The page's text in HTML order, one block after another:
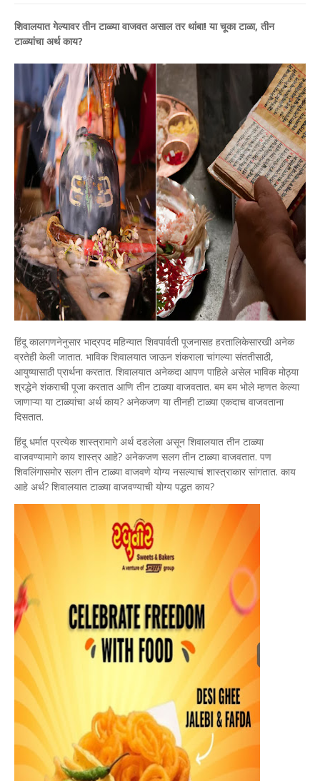
शिवालयात गेल्यावर तीन टाळ्या वाजवत असाल तर थांबा! या चूका टाळा, तीन
टाळ्यांचा अर्थ काय?
हिंदू कालगणनेनुसार भाद्रपद महिन्यात शिवपार्वती पूजनासह हरतालिकेसारखी अनेक
व्रतेही केली जातात. भाविक शिवालयात जाऊन शंकराला चांगल्या संततीसाठी,
आयुष्यासाठी प्रार्थना करतात. शिवालयात अनेकदा आपण पाहिले असेल भाविक मोठ्या
श्रद्धेने शंकराची पूजा करतात आणि तीन टाळ्या वाजवतात. बम बम भोले म्हणत केल्या
जाणाऱ्या या टाळ्यांचा अर्थ काय? अनेकजण या तीनही टाळ्या एकदाच वाजवताना
दिसतात.
हिंदू धर्मात प्रत्येक शास्त्रामागे अर्थ दडलेला असून शिवालयात तीन टाळ्या
वाजवण्यामागे काय शास्त्र आहे? अनेकजण सलग तीन टाळ्या वाजवतात. पण
शिवलिंगासमोर सलग तीन टाळ्या वाजवणे योग्य नसल्याचं शास्त्राकार सांगतात. काय
आहे अर्थ? शिवालयात टाळ्या वाजवण्याची योग्य पद्धत काय?